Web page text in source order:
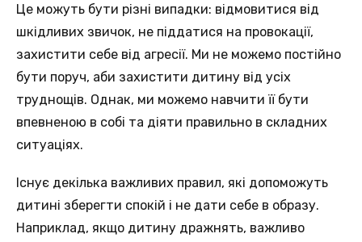
Це можуть бути різні випадки: відмовитися від
шкідливих звичок, не піддатися на провокації,
захистити себе від агресії. Ми не можемо постійно
бути поруч, аби захистити дитину від усіх
труднощів. Однак, ми можемо навчити її бути
впевненою в собі та діяти правильно в складних
ситуаціях.
Існує декілька важливих правил, які допоможуть
дитині зберегти спокій і не дати себе в образу.
Наприклад, якщо дитину дражнять, важливо